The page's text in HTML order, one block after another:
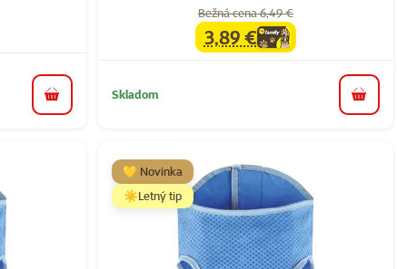
do košíka
Bežná cena 6,49 €
familycena
3,89 €
Skladom do
💛 Novinka
☀️Letný tip